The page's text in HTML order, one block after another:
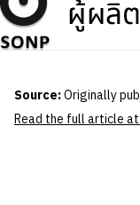
Source:Originally
Read the full article